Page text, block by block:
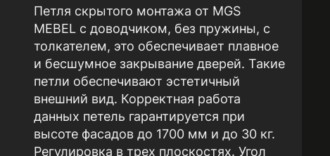
Петля скрытого монтажа от MGS
MEBEL с доводчиком, без пружины, с
толкателем, это обеспечивает плавное
и бесшумное закрывание дверей. Такие
петли обеспечивают эстетичный
внешний вид. Корректная работа
данных петель гарантируется при
высоте фасадов до 1700 мм и до 30 кг.
Регулировка в трех плоскостях. Угол